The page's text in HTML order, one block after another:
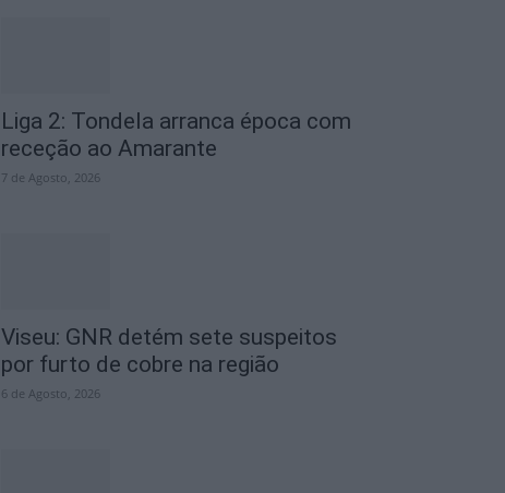
Liga 2: Tondela arranca época com
receção ao Amarante
7 de Agosto, 2026
Viseu: GNR detém sete suspeitos
por furto de cobre na região
6 de Agosto, 2026